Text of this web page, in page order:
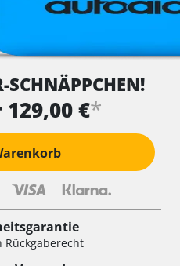
SCHNÄPPCHEN!
€*
Rückgaberecht